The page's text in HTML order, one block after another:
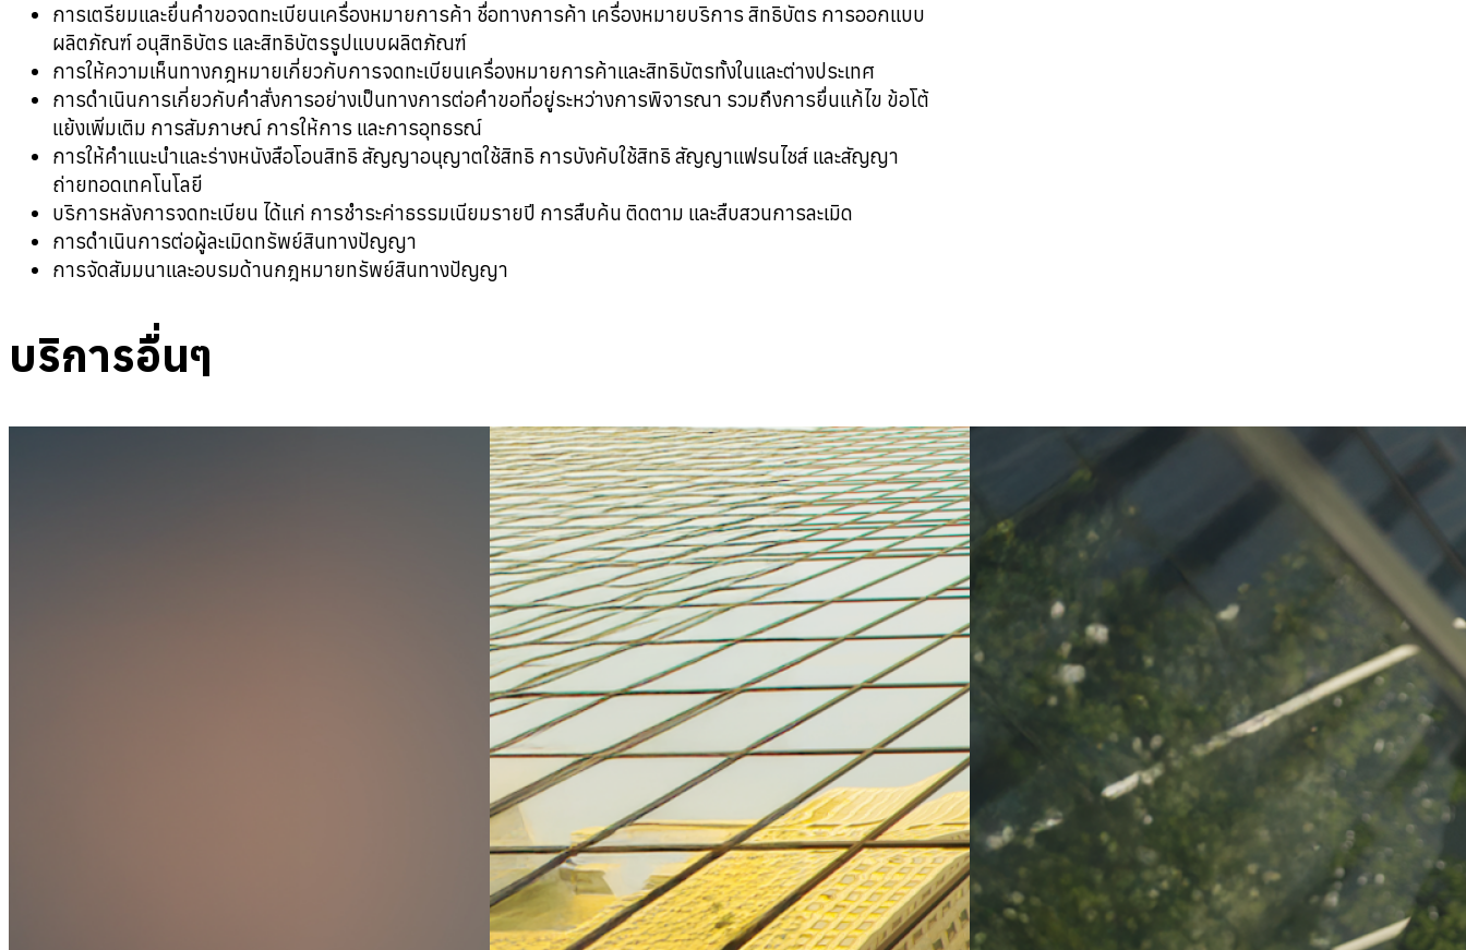
การเตรียมและยื่นคำขอจดทะเบียนเครื่องหมายการค้า ชื่อทางการค้า เครื่องหมายบริการ สิทธิบัตร การออกแบบ
ผลิตภัณฑ์ อนุสิทธิบัตร และสิทธิบัตรรูปแบบผลิตภัณฑ์
การให้ความเห็นทางกฎหมายเกี่ยวกับการจดทะเบียนเครื่องหมายการค้าและสิทธิบัตรทั้งในและต่างประเทศ
การดำเนินการเกี่ยวกับคำสั่งการอย่างเป็นทางการต่อคำขอที่อยู่ระหว่างการพิจารณา รวมถึงการยื่นแก้ไข ข้อโต้
แย้งเพิ่มเติม การสัมภาษณ์ การให้การ และการอุทธรณ์
การให้คำแนะนำและร่างหนังสือโอนสิทธิ สัญญาอนุญาตใช้สิทธิ การบังคับใช้สิทธิ สัญญาแฟรนไชส์ และสัญญา
ถ่ายทอดเทคโนโลยี
บริการหลังการจดทะเบียน ได้แก่ การชำระค่าธรรมเนียมรายปี การสืบค้น ติดตาม และสืบสวนการละเมิด
การดำเนินการต่อผู้ละเมิดทรัพย์สินทางปัญญา
การจัดสัมมนาและอบรมด้านกฎหมายทรัพย์สินทางปัญญา
บริการอื่นๆ